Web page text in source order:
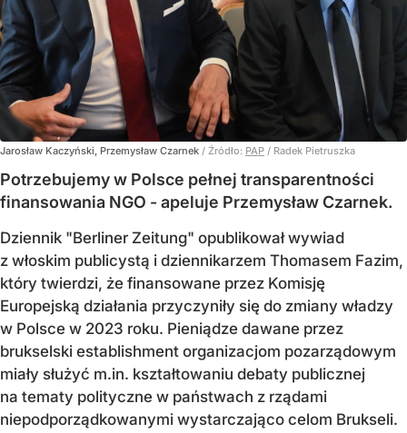
Jarosław Kaczyński, Przemysław Czarnek / Źródło: PAP / Radek Pietruszka
Potrzebujemy w Polsce pełnej transparentności
finansowania NGO - apeluje Przemysław Czarnek.
Dziennik "Berliner Zeitung" opublikował wywiad
z włoskim publicystą i dziennikarzem Thomasem Fazim,
który twierdzi, że finansowane przez Komisję
Europejską działania przyczyniły się do zmiany władzy
w Polsce w 2023 roku. Pieniądze dawane przez
brukselski establishment organizacjom pozarządowym
miały służyć m.in. kształtowaniu debaty publicznej
na tematy polityczne w państwach z rządami
niepodporządkowanymi wystarczająco celom Brukseli.